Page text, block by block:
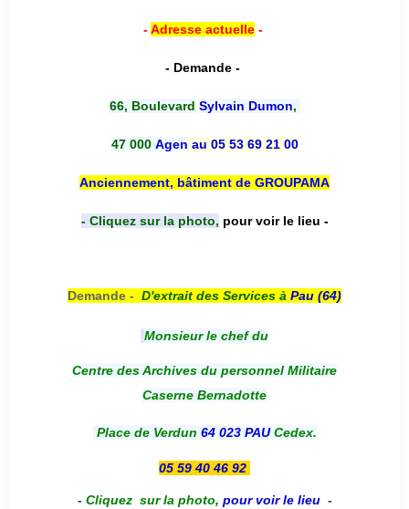
-Adresse actuelle-
- Demande -
66, Boulevard Sylvain Dumon,
47 000 Agen au 05 53 69 21 00
Anciennement, bâtiment de GROUPAMA
- Cliquez sur la photo, pour voir le lieu -
Demande - D'extrait des Services à Pau (64)
Monsieur le chef du
Centre des Archives du personnel Militaire
Caserne Bernadotte
Place de Verdun 64 023 PAUCedex.
05 59 40 46 92
- Cliquez sur la photo, pour voir le lieu -